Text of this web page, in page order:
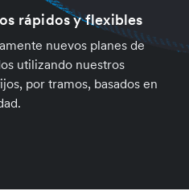
rápidos y flexibles
nuevos planes de
utilizando nuestros
por tramos, basados en